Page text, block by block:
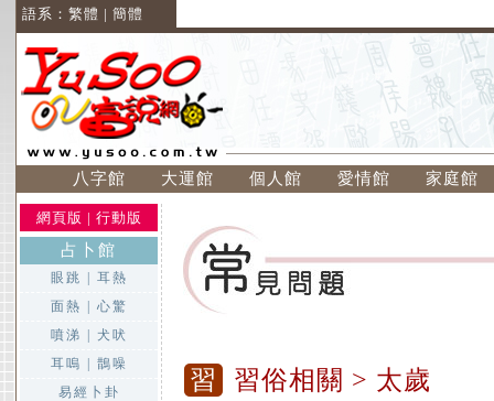
語系： 繁體 | 簡體
八字館 大運館 個人館 愛情館 家庭館
網頁版 | 行動版
占卜館
眼跳
耳熱
面熱
心驚
噴涕
犬吠
耳嗚
鵲噪
易經卜卦
習 習俗相關 > 太歲